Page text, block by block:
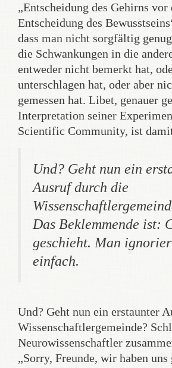
„Entscheidung des Gehirns vor
Entscheidung des
dass man nicht sorgfältig
die Schwankungen in die
entweder nicht bemerkt hat,
unterschlagen hat, oder aber
gemessen hat. Libet, genauer
Interpretation seiner
Scientific Community, ist
Und? Geht nun ein
Ausruf durch die
Das Beklemmende ist:
geschieht. Man
einfach.
Und? Geht nun ein erstaunter
Wissenschaftlergemeinde?
Neurowissenschaftler
„Sorry, Freunde, wir haben